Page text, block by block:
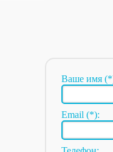
Ваше имя
Email (*):